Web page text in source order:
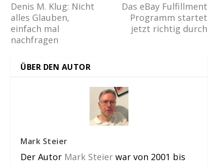
Denis M. Klug: Nicht
alles Glauben,
einfach mal
nachfragen
Das eBay Fulfillment
Programm startet
jetzt richtig durch
ÜBER DEN AUTOR
Mark Steier
Der Autor Mark Steier war von 2001 bis